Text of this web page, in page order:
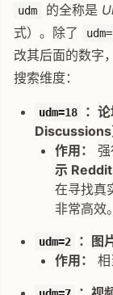
udm 的全称是
式）。除了
改其后面的数字
搜索维度：
udm=18
：
Discussions
作用：
强
示
在寻找真
非常高效。
udm=2
：图
作用：
相